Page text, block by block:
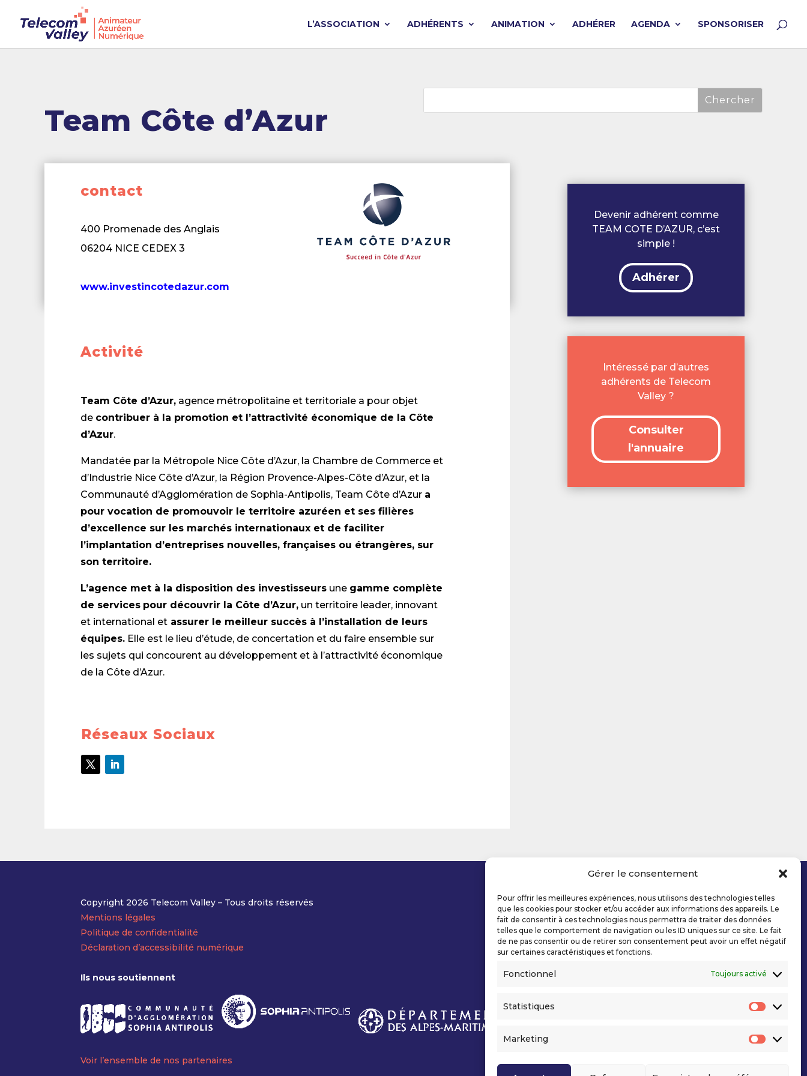
Gérer le consentement
Pour offrir les meilleures expériences, nous utilisons des technologies telles
que les cookies pour stocker et/ou accéder aux informations des appareils. Le
fait de consentir à ces technologies nous permettra de traiter des données
telles que le comportement de navigation ou les ID uniques sur ce site. Le fait
de ne pas consentir ou de retirer son consentement peut avoir un effet négatif
sur certaines caractéristiques et fonctions.
Fonctionnel Toujours activé
Statistiques
Marketing
L’ASSOCIATION ADHÉRENTS ANIMATION ADHÉRER AGENDA SPONSORISER
Team Côte d’Azur
contact
400 Promenade des Anglais
06204 NICE CEDEX 3
www.investincotedazur.com
Activité
Team Côte d’Azur,agence métropolitaine et territoriale a pour objet
de contribuer à la promotion et l’attractivité économique de la Côte
d’Azur.
Mandatée par la Métropole Nice Côte d’Azur, la Chambre de Commerce et
d’Industrie Nice Côte d’Azur, la Région Provence-Alpes-Côte d’Azur, et la
Communauté d’Agglomération de Sophia-Antipolis, Team Côte d’Azur a
pour vocation de promouvoir le territoire azuréen et ses filières
d’excellence sur les marchés internationaux et de faciliter
l’implantation d’entreprises nouvelles, françaises ou étrangères, sur
son territoire.
L’agence met à la disposition des investisseursune gamme complète
de services pour découvrir la Côte d’Azur,un territoire leader, innovant
et international etassurer le meilleur succès à l’installation de leurs
équipes.Elle est le lieu d’étude, de concertation et du faire ensemble sur
les sujets qui concourent au développement et à l’attractivité économique
de la Côte d’Azur.
Réseaux Sociaux
Devenir adhérent comme
TEAM COTE D’AZUR, c’est
simple !
Adhérer
Intéressé par d’autres
adhérents de Telecom
Valley ?
Consulter
l'annuaire
Copyright 2026 Telecom Valley – Tous droits réservés
Mentions légales
Politique de confidentialité
Déclaration d’accessibilité numérique
Ils nous soutiennent
Voir l’ensemble de nos partenaires